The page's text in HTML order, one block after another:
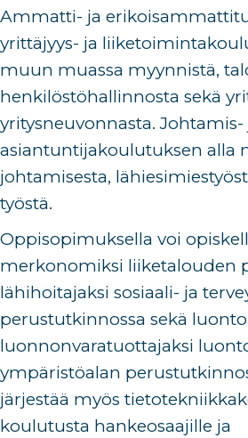
Ammatti- ja
yrittäjyys- ja
muun muassa myynnistä,
henkilöstöhallinnosta sekä
yritysneuvonnasta. Johtamis-
asiantuntijakoulutuksen alla
johtamisesta,
työstä.
Oppisopimuksella voi
merkonomiksi liiketalouden
lähihoitajaksi sosiaali- ja
perustutkinnossa sekä
luonnonvaratuottajaksi
ympäristöalan
järjestää myös
koulutusta hankeosaajille ja